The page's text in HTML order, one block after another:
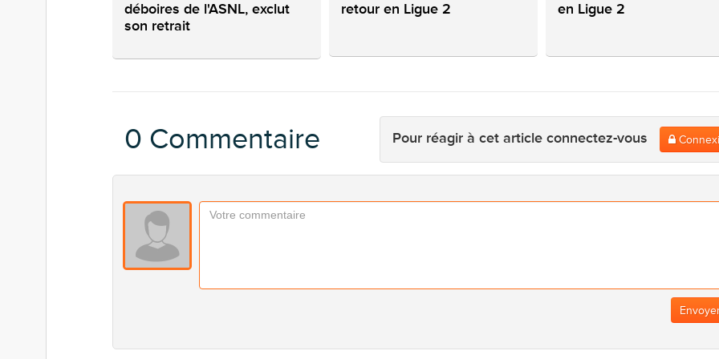
déboires de l'ASNL, exclut
son retrait
retour en Ligue 2
en Ligue 2
0 Commentaire Pour réagir à cet article connectez-vous